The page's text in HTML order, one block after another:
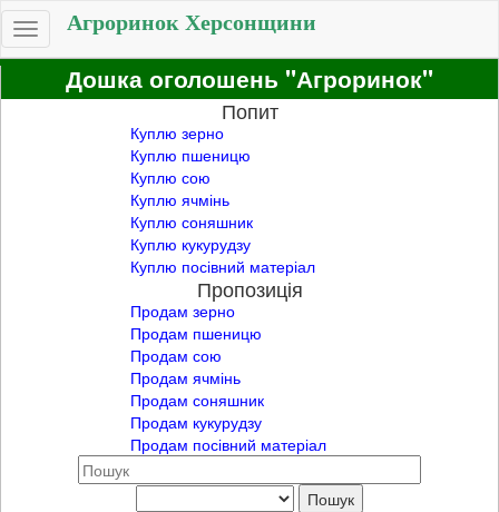
Toggle
navigation
Агроринок Херсонщини
Дошка оголошень "Агроринок"
Попит
Куплю зерно
Куплю пшеницю
Куплю сою
Куплю ячмінь
Куплю соняшник
Куплю кукурудзу
Куплю посівний матеріал
Пропозиція
Продам зерно
Продам пшеницю
Продам сою
Продам ячмінь
Продам соняшник
Продам кукурудзу
Продам посівний матеріал